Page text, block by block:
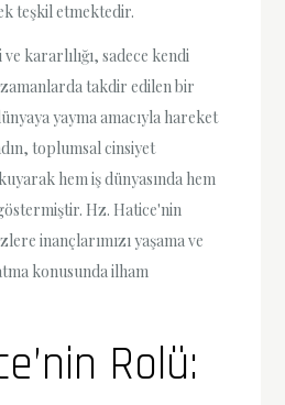
teşkil etmektedir.
kararlılığı, sadece kendi
takdir edilen bir
yayma amacıyla hareket
toplumsal cinsiyet
hem iş dünyasında hem
Hz. Hatice'nin
inançlarımızı yaşama ve
konusunda ilham
Rolü: